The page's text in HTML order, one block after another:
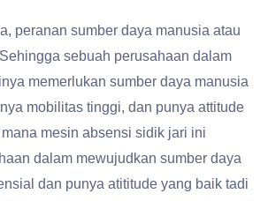
peranan sumber daya manusia atau
sebuah perusahaan dalam
memerlukan sumber daya manusia
mobilitas tinggi, dan punya attitude
mesin absensi sidik jari ini
dalam mewujudkan sumber daya
dan punya atititude yang baik tadi